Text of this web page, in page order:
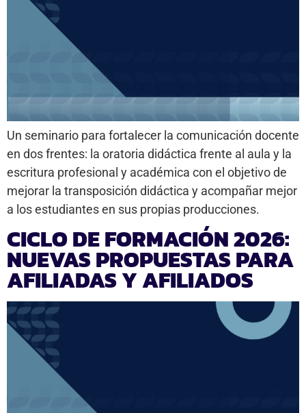
Un seminario para fortalecer la comunicación docente
en dos frentes: la oratoria didáctica frente al aula y la
escritura profesional y académica con el objetivo de
mejorar la transposición didáctica y acompañar mejor
a los estudiantes en sus propias producciones.
CICLO DE FORMACIÓN 2026:
NUEVAS PROPUESTAS PARA
AFILIADAS Y AFILIADOS